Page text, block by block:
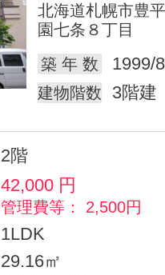
北海道札幌市豊
園七条８丁目
築 年 数
1999/
建物階数 3階建
2階
42,000円
管理費等： 2,500円
1LDK
29.16㎡